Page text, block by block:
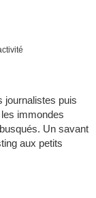
journalistes puis
immondes
Un savant
aux petits